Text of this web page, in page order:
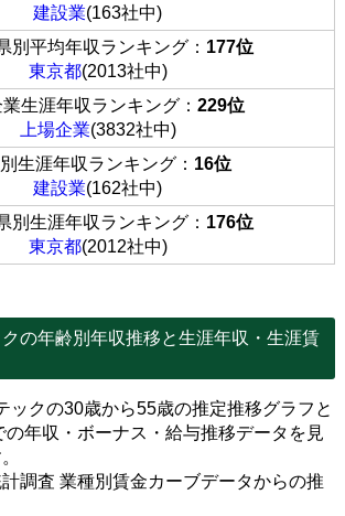
建設業(163社中)
別平均年収ランキング： 177位
東京都(2013社中)
業生涯年収ランキング：229位
上場企業(3832社中)
生涯年収ランキング： 16位
建設業(162社中)
別生涯年収ランキング： 176位
東京都(2012社中)
の年齢別年収推移と生涯年収・生涯賃
ックの30歳から55歳の推定推移グラフと
の年収・ボーナス・給与推移データを見
調査 業種別賃金カーブデータからの推